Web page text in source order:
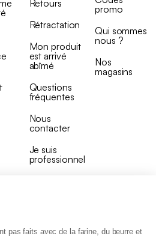
pas faits avec de la farine, du beurre et
Retours
Rétractation
Mon produit
est arrivé
abîmé
Questions
fréquentes
Nous
contacter
Je suis
professionnel
promo
Qui sommes
nous ?
Nos
magasins
de vente